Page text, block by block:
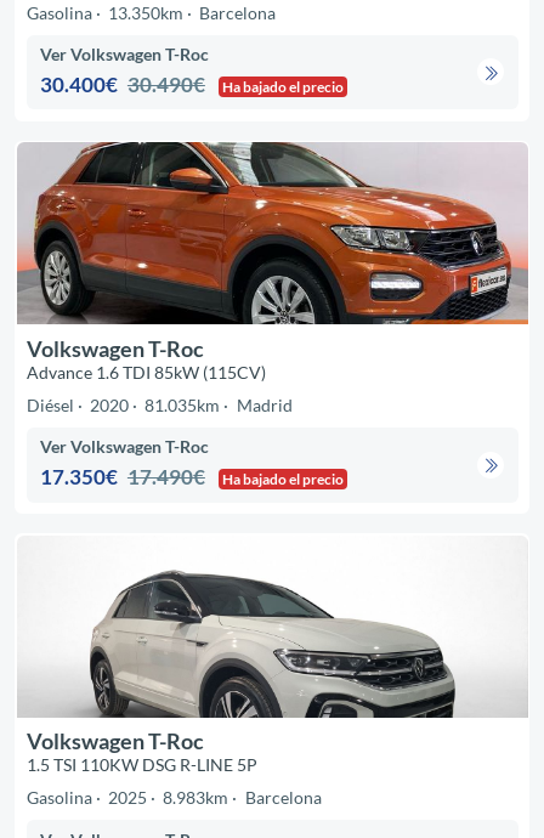
Gasolina
13.350km Barcelona
Ver Volkswagen T-Roc
30.400€ 30.490€ Ha bajado el precio
Volkswagen T-Roc
Advance 1.6 TDI 85kW (115CV)
Diésel
2020 81.035km Madrid
Ver Volkswagen T-Roc
17.350€ 17.490€ Ha bajado el precio
Volkswagen T-Roc
1.5 TSI 110KW DSG R-LINE 5P
Gasolina
2025 8.983km Barcelona